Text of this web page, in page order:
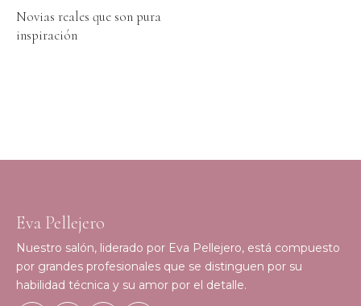
Novias reales que son pura
inspiración
Eva Pellejero
Nuestro salón, liderado por Eva Pellejero, está compuesto
por grandes profesionales que se distinguen por su
habilidad técnica y su amor por el detalle.